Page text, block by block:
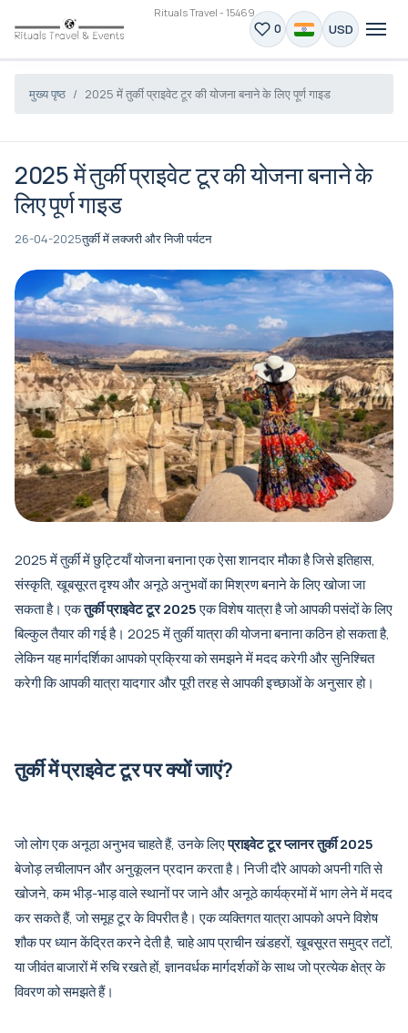
Rituals Travel - 15469
0 USD
मुख्य पृष्ठ 2025 में तुर्की प्राइवेट टूर की योजना बनाने के लिए पूर्ण गाइड
2025 में तुर्की प्राइवेट टूर की योजना बनाने के
लिए पूर्ण गाइड
26-04-2025तुर्की में लक्जरी और निजी पर्यटन
2025 में तुर्की में छुट्टियाँ योजना बनाना एक ऐसा शानदार मौका है जिसे इतिहास,
संस्कृति, खूबसूरत दृश्य और अनूठे अनुभवों का मिश्रण बनाने के लिए खोजा जा
सकता है। एकतुर्की प्राइवेट टूर 2025एक विशेष यात्रा है जो आपकी पसंदों के लिए
बिल्कुल तैयार की गई है। 2025 में तुर्की यात्रा की योजना बनाना कठिन हो सकता है,
लेकिन यह मार्गदर्शिका आपको प्रक्रिया को समझने में मदद करेगी और सुनिश्चित
करेगी कि आपकी यात्रा यादगार और पूरी तरह से आपकी इच्छाओं के अनुसार हो।
तुर्की में प्राइवेट टूर पर क्यों जाएं?
जो लोग एक अनूठा अनुभव चाहते हैं, उनके लिएप्राइवेट टूर प्लानर तुर्की 2025
बेजोड़ लचीलापन और अनुकूलन प्रदान करता है। निजी दौरे आपको अपनी गति से
खोजने, कम भीड़-भाड़ वाले स्थानों पर जाने और अनूठे कार्यक्रमों में भाग लेने में मदद
कर सकते हैं, जो समूह टूर के विपरीत है। एक व्यक्तिगत यात्रा आपको अपने विशेष
शौक पर ध्यान केंद्रित करने देती है, चाहे आप प्राचीन खंडहरों, खूबसूरत समुद्र तटों,
या जीवंत बाजारों में रुचि रखते हों, ज्ञानवर्धक मार्गदर्शकों के साथ जो प्रत्येक क्षेत्र के
विवरण को समझते हैं।